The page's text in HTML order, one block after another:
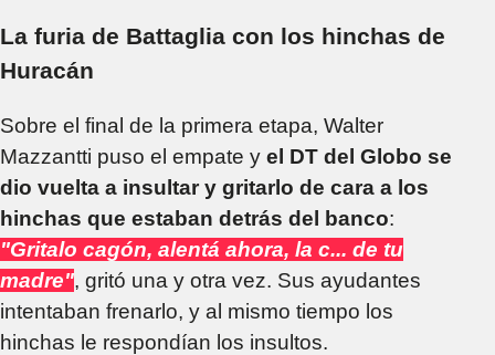
La furia de Battaglia con los hinchas de
Huracán
Sobre el final de la primera etapa, Walter
Mazzantti puso el empate y el DT del Globo se
dio vuelta a insultar y gritarlo de cara a los
hinchas que estaban detrás del banco:
"Gritalo cagón, alentá ahora, la c... de tu
madre", gritó una y otra vez. Sus ayudantes
intentaban frenarlo, y al mismo tiempo los
hinchas le respondían los insultos.